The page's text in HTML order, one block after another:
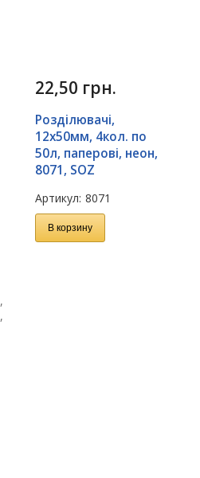
22,50 грн.
Розділювачі,
12х50мм, 4кол. по
50л, паперові, неон,
8071, SOZ
Артикул: 8071
В корзину